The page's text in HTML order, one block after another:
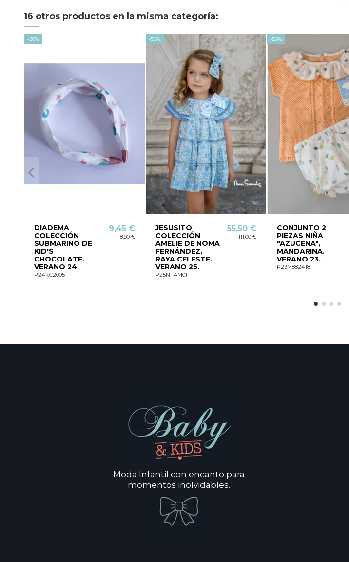
16 otros productos en la misma categoría:
-50%
DIADEMA
COLECCIÓN
SUBMARINO DE
KID'S
CHOCOLATE.
VERANO 24.
P24KC2005
9,45 €
18,90 €
-50%
JESUSITO
COLECCIÓN
AMELIE DE NOMA
FERNÁNDEZ,
RAYA CELESTE.
VERANO 25.
P25NFAM01
55,50 €
111,00 €
-50%
CONJUNTO 2
PIEZAS NIÑA
"AZUCENA",
MANDARINA.
VERANO 23.
P23M882418
Moda Infantil con encanto para
momentos inolvidables.